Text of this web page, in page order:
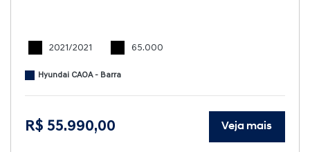
2021/2021 65.000
Hyundai CAOA - Barra
R$ 55.990,00 Veja mais